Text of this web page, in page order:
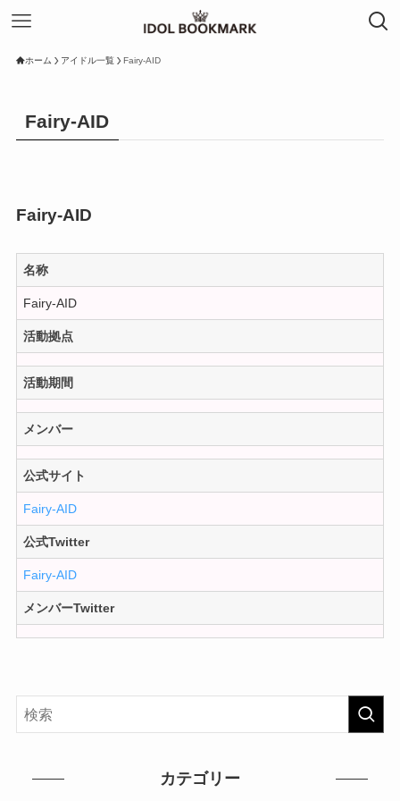
ホーム アイドル一覧 Fairy-AID
Fairy-AID
Fairy-AID
名称
Fairy-AID
活動拠点
活動期間
メンバー
公式サイト
Fairy-AID
公式Twitter
Fairy-AID
メンバーTwitter
カテゴリー